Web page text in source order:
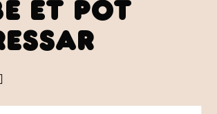
ET POT